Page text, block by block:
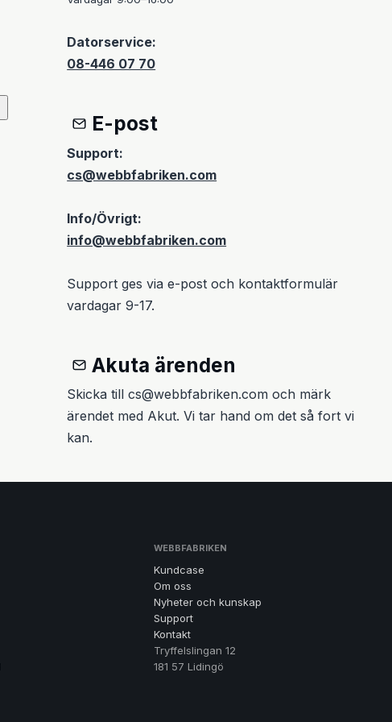
Datorservice:
08-446 07 70
E-post
Support:
cs@webbfabriken.com
Info/Övrigt:
info@webbfabriken.com
Support ges via e-post och kontaktformulär
vardagar 9-17.
Akuta ärenden
Skicka till cs@webbfabriken.com och märk
ärendet med Akut. Vi tar hand om det så fort vi
kan.
WEBBFABRIKEN
Kundcase
Om oss
Nyheter och kunskap
Support
Kontakt
Tryffelslingan 12
181 57 Lidingö